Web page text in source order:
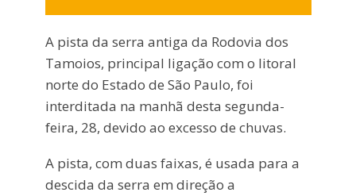
A pista da serra antiga da Rodovia dos
Tamoios, principal ligação com o litoral
norte do Estado de São Paulo, foi
interditada na manhã desta segunda-
feira, 28, devido ao excesso de chuvas.
A pista, com duas faixas, é usada para a
descida da serra em direção a